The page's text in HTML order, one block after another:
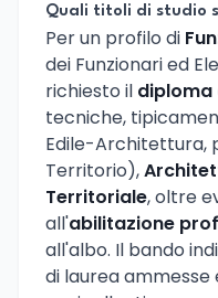
Quali titoli di studio
Per un profilo di
dei Funzionari ed
richiesto il diploma
tecniche,
Edile-Architettura,
Territorio),
Territoriale, oltre
all'abilitazione
all'albo. Il bando
di laurea